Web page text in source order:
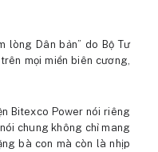
lòng Dân bản” do Bộ Tư
mọi miền biên cương,
Bitexco Power nói riêng
chung không chỉ mang
bà con mà còn là nhịp